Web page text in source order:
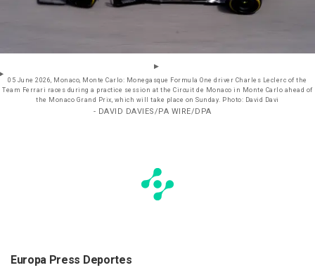
05 June 2026, Monaco, Monte Carlo: Monegasque Formula One driver Charles Leclerc of the
Team Ferrari races during a practice session at the Circuit de Monaco in Monte Carlo ahead of
the Monaco Grand Prix, which will take place on Sunday. Photo: David Davi
- DAVID DAVIES/PA WIRE/DPA
Europa Press Deportes